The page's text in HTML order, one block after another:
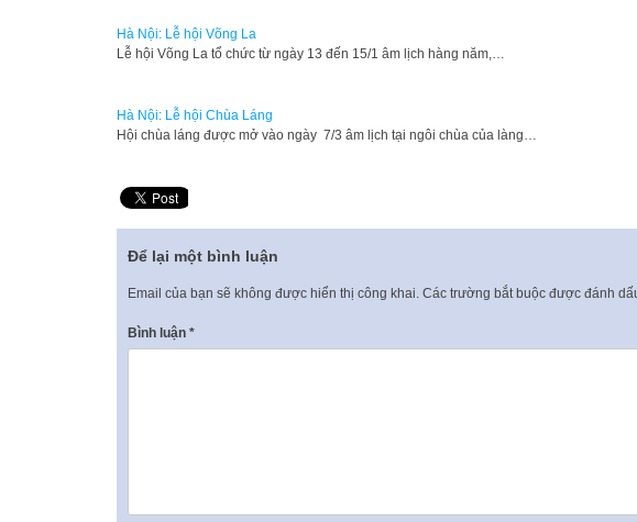
Hà Nội: Lễ hội Võng La
​Lễ hội Võng La tổ chức từ ngày 13 đến 15/1 âm lịch hàng năm,…
Hà Nội: Lễ hội Chùa Láng
​Hội chùa láng được mở vào ngày 7/3 âm lịch tại ngôi chùa của làng…
Để lại một bình luận
Email của bạn sẽ không được hiển thị công khai. Các trường bắt buộc được đánh
Bình luận *